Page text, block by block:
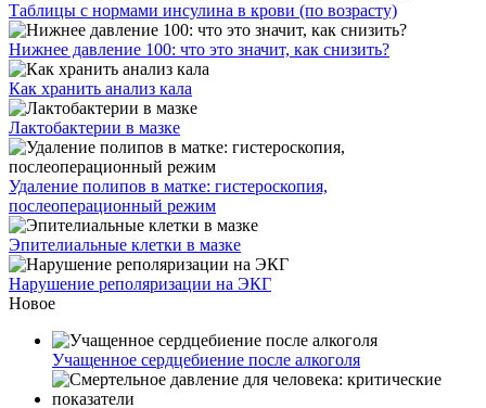
Таблицы с нормами инсулина в крови (по возрасту)
Нижнее давление 100: что это значит, как снизить?
Как хранить анализ кала
Лактобактерии в мазке
Удаление полипов в матке: гистероскопия,
послеоперационный режим
Эпителиальные клетки в мазке
Нарушение реполяризации на ЭКГ
Новое
Учащенное сердцебиение после алкоголя